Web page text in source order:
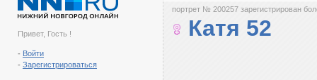
Привет, Гость !
- Войти
- Зарегистрироваться
портрет № 200257 зарегистрирован
Катя 52